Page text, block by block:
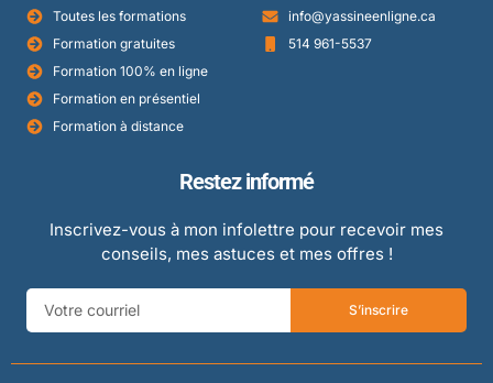
Toutes les formations
Formation gratuites
Formation 100% en ligne
Formation en présentiel
Formation à distance
info@yassineenligne.ca
514 961-5537
Restez informé
Inscrivez-vous à mon infolettre pour recevoir mes
conseils, mes astuces et mes offres !
S’inscrire